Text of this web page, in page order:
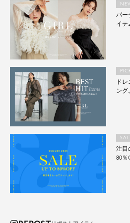
パー
イテ
ド
ング。
注目
80％